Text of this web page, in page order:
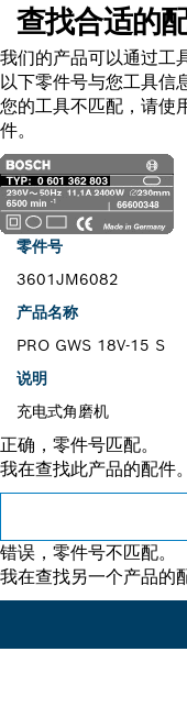
查找合适的
我们的产品可以通过工
以下零件号与您工具信
您的工具不匹配，请使
件。
零件号
3601JM6082
产品名称
PRO GWS 18V-15 S
说明
充电式角磨机
正确，零件号匹配。
我在查找此产品的配件。
错误，零件号不匹配。
我在查找另一个产品的